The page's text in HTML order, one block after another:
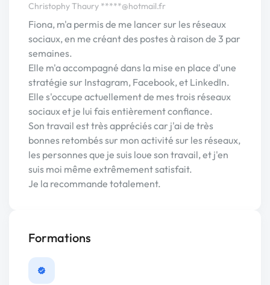
Christophy Thaury *****@hotmail.fr
Fiona, m'a permis de me lancer sur les réseaux
sociaux, en me créant des postes à raison de 3 par
semaines.
Elle m'a accompagné dans la mise en place d'une
stratégie sur Instagram, Facebook, et LinkedIn.
Elle s'occupe actuellement de mes trois réseaux
sociaux et je lui fais entièrement confiance.
Son travail est très appréciés car j'ai de très
bonnes retombés sur mon activité sur les réseaux,
les personnes que je suis loue son travail, et j'en
suis moi même extrêmement satisfait.
Je la recommande totalement.
Formations